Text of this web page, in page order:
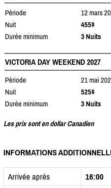
Période
12 mars
Nuit
455$
Durée minimum
3 Nuits
VICTORIA DAY WEEKEND 2027
Période
21 mai
Nuit
525$
Durée minimum
3 Nuits
Les prix sont en dollar Canadien
INFORMATIONS
Arrivée après
16:00